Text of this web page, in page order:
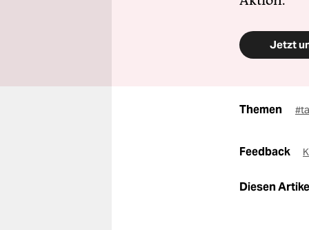
Jetzt
Themen
Feedback
Diesen